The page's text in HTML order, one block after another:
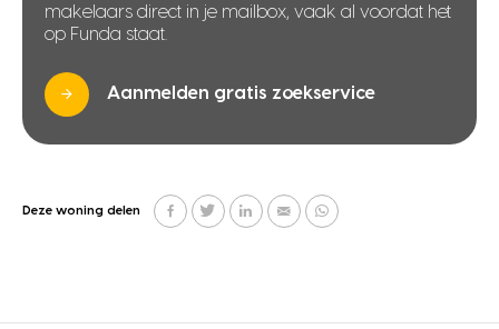
makelaars direct in je mailbox, vaak al voordat het
op Funda staat.
Aanmelden gratis zoekservice
Deze woning delen